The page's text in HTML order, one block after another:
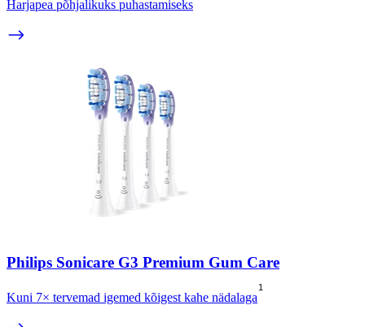
Harjapea põhjalikuks puhastamiseks
Philips Sonicare G3 Premium Gum Care
Kuni 7× tervemad igemed kõigest kahe nädalaga
1